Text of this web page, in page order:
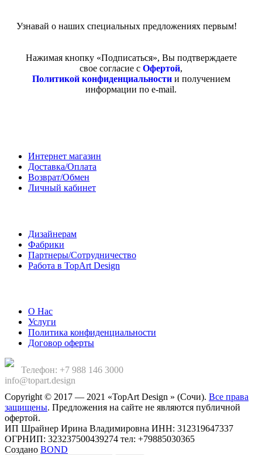
Узнавай о наших специальных предложениях первым!
Нажимая кнопку «Подписаться», Вы подтверждаете
свое согласие с Офертой,
Политикой конфиденциальностии получением
информации по e-mail.
Интернет магазин
Доставка/Оплата
Возврат/Обмен
Личный кабинет
Дизайнерам
Фабрики
Партнеры/Сотрудничество
Работа в TopArt Design
О Нас
Услуги
Политика конфиденциальности
Договор оферты
Телефон: +7 988 146 3000
info@topart.design
Copyright © 2017 — 2021 «TopArt Design » (Сочи). Все права
защищены. Предложения на сайте не являются публичной
офертой.
ИП Шрайнер Ирина Владимировна ИНН: 312319647337
ОГРНИП: 323237500439274 тел: +79885030365
Создано BOND